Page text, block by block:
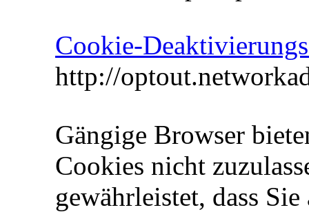
Cookie-
http://
Gängige Browser
Cookies nicht
gewährleistet, dass